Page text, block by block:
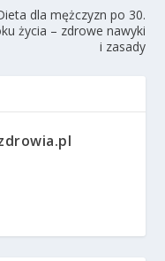
dla mężczyzn po 30.
życia – zdrowe nawyki
i zasady